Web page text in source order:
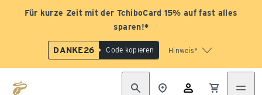
Für kurze Zeit mit der TchiboCard 15% auf fast alles
sparen!*
DANKE26 Code kopieren Hinweis*